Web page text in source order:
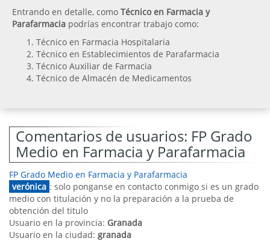
Entrando en detalle, como Técnico en Farmacia y
Parafarmacia podrías encontrar trabajo como:
Técnico en Farmacia Hospitalaria
Técnico en Establecimientos de Parafarmacia
Técnico Auxiliar de Farmacia
Técnico de Almacén de Medicamentos
Comentarios de usuarios: FP Grado
Medio en Farmacia y Parafarmacia
FP Grado Medio en Farmacia y Parafarmacia
verónica : solo ponganse en contacto conmigo si es un grado
medio con titulación y no la preparación a la prueba de
obtención del titulo
Usuario en la provincia: Granada
Usuario en la ciudad: granada